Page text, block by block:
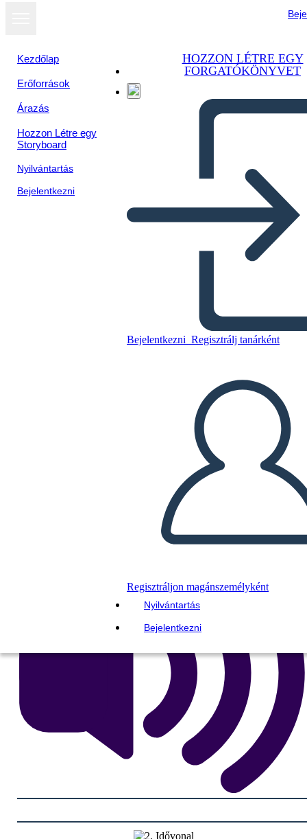
Kezdőlap
Erőforrások
Árazás
Hozzon Létre egy
Storyboard
Nyilvántartás
Bejelentkezni
HOZZON LÉTRE EGY
FORGATÓKÖNYVET
Bejelentkezni Regisztrálj tanárként
Regisztráljon magánszemélyként
Nyilvántartás
Bejelentkezni
Másolja ezt a forgatókönyvet
KÉSZÍTSEN EGY STORYBOARDOT
DIAVETÍTÉS LEJÁTSZÁSA
OLVASS NEKEM